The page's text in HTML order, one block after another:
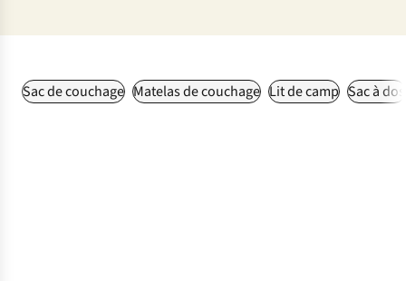
Sac de couchage Matelas de couchage Lit de camp Sac à dos